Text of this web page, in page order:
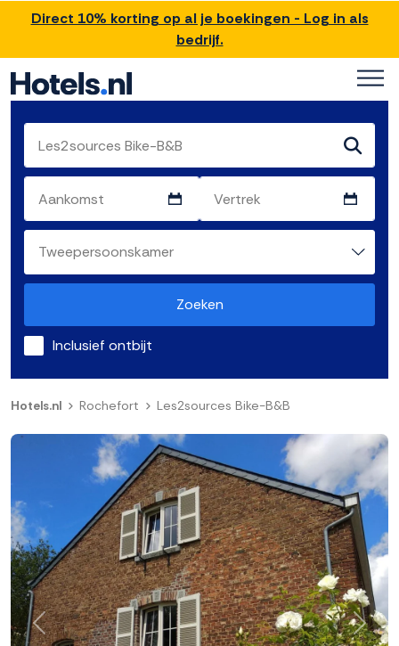
Direct 10% korting op al je boekingen - Log in als
bedrijf.
Zoeken
Inclusief ontbijt
Hotels.nl Rochefort Les2sources Bike-B&B